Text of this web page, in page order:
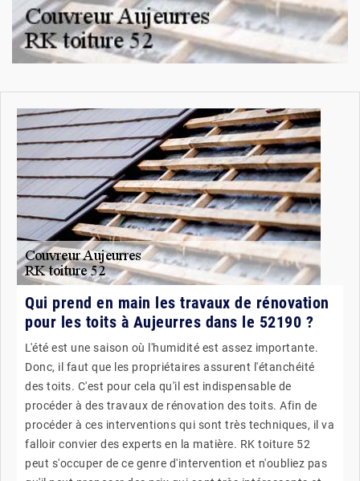
Qui prend en main les travaux de rénovation
pour les toits à Aujeurres dans le 52190 ?
L'été est une saison où l'humidité est assez importante.
Donc, il faut que les propriétaires assurent l'étanchéité
des toits. C'est pour cela qu'il est indispensable de
procéder à des travaux de rénovation des toits. Afin de
procéder à ces interventions qui sont très techniques, il va
falloir convier des experts en la matière. RK toiture 52
peut s'occuper de ce genre d'intervention et n'oubliez pas